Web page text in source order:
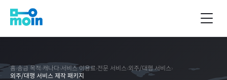
홈›송금 목적›캐나다›서비스 이용료›전문 서비스›외주/대행 서비스›
외주/대행 서비스 제작 패키지